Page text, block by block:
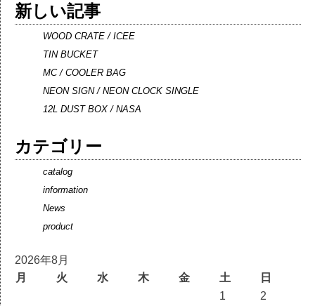
新しい記事
WOOD CRATE / ICEE
TIN BUCKET
MC / COOLER BAG
NEON SIGN / NEON CLOCK SINGLE
12L DUST BOX / NASA
カテゴリー
catalog
information
News
product
2026年8月
月
火 水 木 金 土
日
1
2